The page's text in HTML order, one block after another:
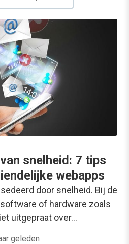
snelheid: 7 tips
webapps
door snelheid. Bij de
of hardware zoals
uitgepraat over…
geleden